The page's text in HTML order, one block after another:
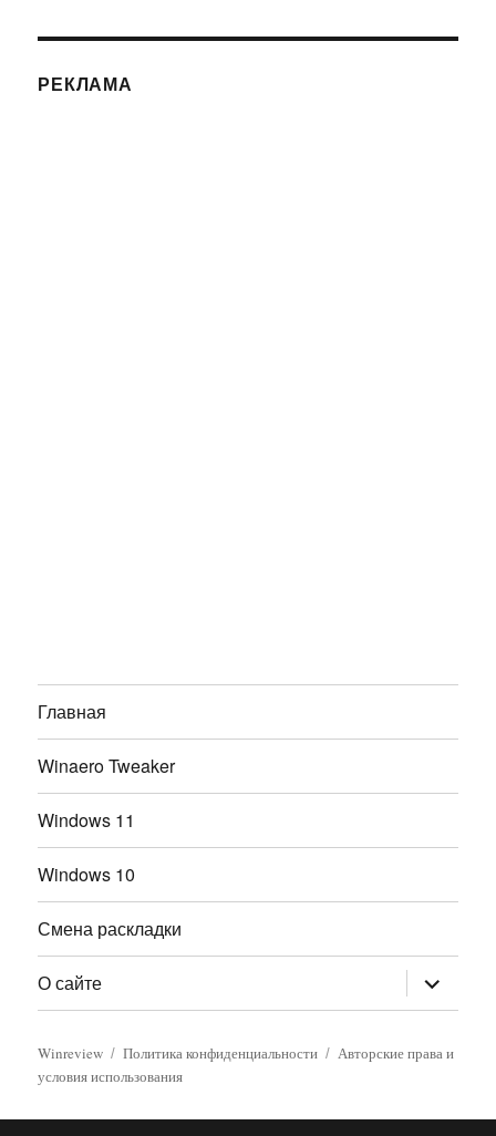
РЕКЛАМА
Главная
Winaero Tweaker
Windows 11
Windows 10
Смена раскладки
О сайте раскрыть
дочернее
меню
Winreview Политика конфиденциальности
Авторские права и
условия использования